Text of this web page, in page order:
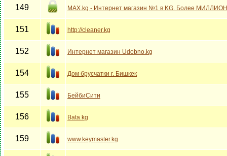
149 MAX.kg - Интернет магазин №1 в KG. Более
151 http://cleaner.kg
152 Интернет магазин Udobno.kg
154 Дом брусчатки г. Бишкек
155 БейбиСити
156 Bata.kg
159 www.keymaster.kg